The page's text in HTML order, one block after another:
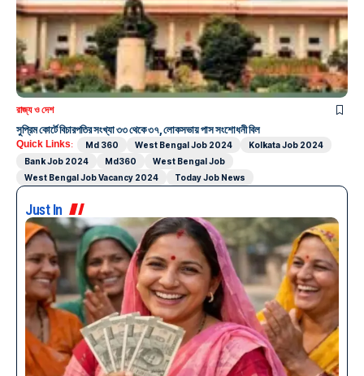
রাজ্য ও দেশ
সুপ্রিম কোর্টে বিচারপতির সংখ্যা ৩৩ থেকে ৩৭, লোকসভায় পাস সংশোধনী বিল
Quick Links: Md 360 West Bengal Job 2024
Kolkata Job 2024
Bank Job 2024
Md360
West Bengal Job
West Bengal Job Vacancy 2024
Today Job News
Just In